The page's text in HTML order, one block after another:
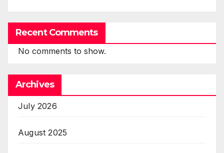
Recent Comments
No comments to show.
Archives
July 2026
August 2025